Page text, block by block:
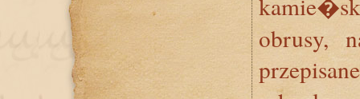
obrusy,